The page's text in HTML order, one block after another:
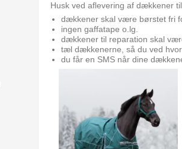
Husk ved aflevering af dækkener
dækkener skal være børstet fri
ingen gaffatape o.lg.
dækkener til reparation skal
tæl dækkenerne, så du ved
du får en SMS når dine